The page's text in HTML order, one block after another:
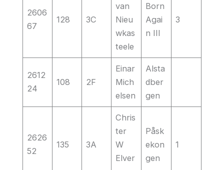
2606
67
128 3C
van
Nieu
wkas
teele
Born
Agai
n III
3
2612
24
108 2F
Einar
Mich
elsen
Alsta
dber
gen
2626
52
135 3A
Chris
ter
W
Elver
Påsk
ekon
gen
1